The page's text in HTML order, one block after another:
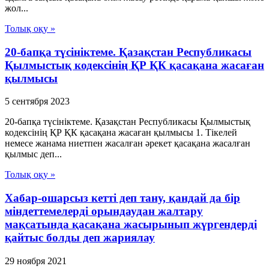
жол...
Толық оқу »
20-бапқа түсініктеме. Қазақстан Республикасы
Қылмыстық кодексінің ҚР ҚК қасақана жасаған
қылмысы
5 сентября 2023
20-бапқа түсініктеме. Қазақстан Республикасы Қылмыстық
кодексінің ҚР ҚК қасақана жасаған қылмысы 1. Тікелей
немесе жанама ниетпен жасалған әрекет қасақана жасалған
қылмыс деп...
Толық оқу »
Хабар-ошарсыз кетті деп тану, қандай да бір
міндеттемелерді орындаудан жалтару
мақсатында қасақана жасырынып жүргендерді
қайтыс болды деп жариялау
29 ноября 2021